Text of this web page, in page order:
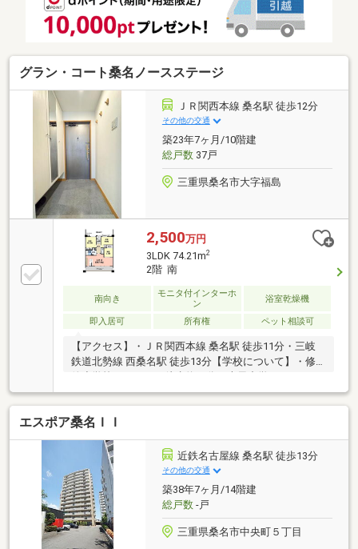
グラン・コート桑名ノースステージ
ＪＲ関西本線 桑名駅 徒歩12分
その他の交通
築23年7ヶ月/10階建
総戸数37戸
三重県桑名市大字福島
2,500万円
3LDK 74.21m2
2階 南
南向き
モニタ付インターホ
ン
浴室乾燥機
即入居可 所有権 ペット相談可
【アクセス】・ＪＲ関西本線 桑名駅 徒歩11分・三岐
鉄道北勢線 西桑名駅 徒歩13分【学校について】・修
校 徒歩約２０分【物件について】・ご家族
が集まるＬＤＫ＋洋室は約２２帖の広さ・２階 南向
きで陽当たりや風通し良好◎・キッチンは洗練された
デザインと高い耐久性グラフテクト、洗面台は高級ホ
テルのようなデザインのルミシスでこだわりのある設
備・オートロック有りで安心・リフォーム 履歴（令和
2年8月施工：キッチン・洗面台・ユニットバス・トイ
レ・フローリング・クロス）
エスポア桑名ＩＩ
近鉄名古屋線 桑名駅 徒歩13分
その他の交通
築38年7ヶ月/14階建
総戸数-戸
三重県桑名市中央町５丁目